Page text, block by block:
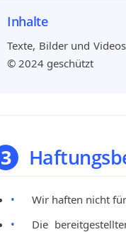
Inhalte
Texte, Bilder und
© 2024 geschützt
3
•
Wir haften nicht
•
Die